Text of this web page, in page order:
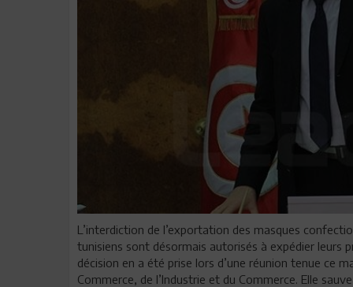
L’interdiction de l’exportation des masques
tunisiens sont désormais autorisés à expédier leurs
décision en a été prise lors d’une réunion tenue ce
Commerce, de l’Industrie et du Commerce. Elle